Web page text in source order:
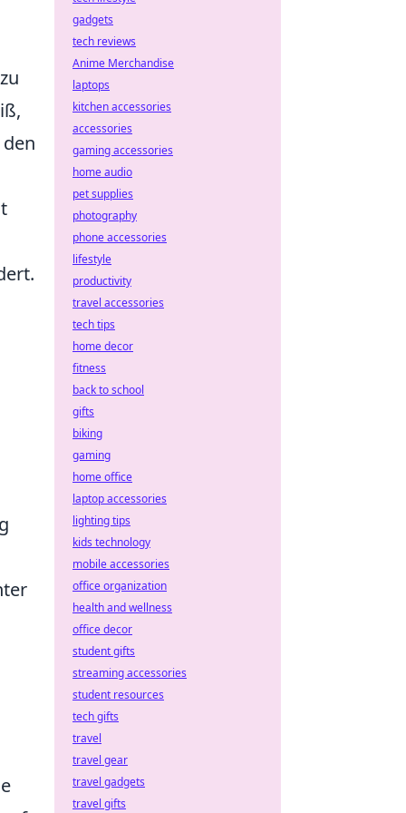
gadgets
tech reviews
Anime Merchandise
laptops
kitchen accessories
accessories
gaming accessories
home audio
pet supplies
photography
phone accessories
lifestyle
productivity
travel accessories
tech tips
home decor
fitness
back to school
gifts
biking
gaming
home office
laptop accessories
lighting tips
kids technology
mobile accessories
office organization
health and wellness
office decor
student gifts
streaming accessories
student resources
tech gifts
travel
travel gear
travel gadgets
travel gifts